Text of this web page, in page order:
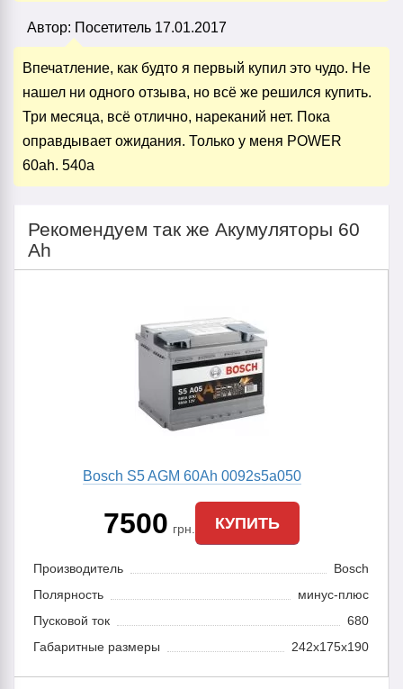
Автор: Посетитель 17.01.2017
Впечатление, как будто я первый купил это чудо. Не
нашел ни одного отзыва, но всё же решился купить.
Три месяца, всё отлично, нареканий нет. Пока
оправдывает ожидания. Только у меня POWER
60ah. 540a
Рекомендуем так же Акумуляторы 60
Ah
Bosch S5 AGM 60Ah 0092s5a050
7500 грн. КУПИТЬ
Производитель
Bosch
Полярность
минус-плюс
Пусковой ток
680
Габаритные размеры
242x175x190